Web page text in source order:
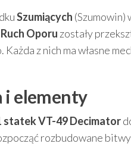
Szumiących (Szumowin)
Ruch Oporu zostały
z nich ma własne
i elementy
statek VT-49 Decimator
rozbudowane